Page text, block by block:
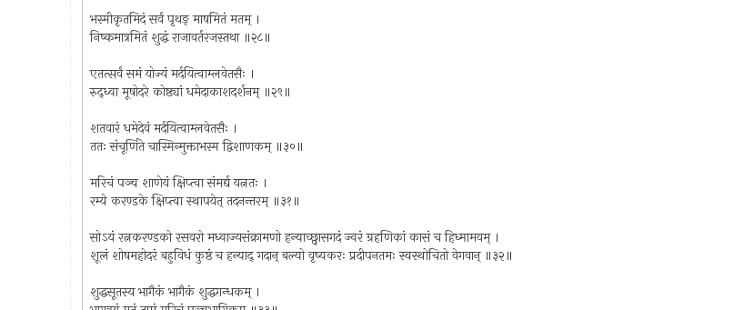
भस्मीकृतमिदं सर्वं पृथङ् माषमितं मतम् ।
निष्कमात्रमितं शुद्धं राजावर्तरजस्तथा ॥२८॥
एतत्सर्वं समं योज्यं मर्दयित्वाम्लवेतसैः ।
रुद्ध्वा मूषोदरे कोष्ठ्यां धमेदाकाशदर्शनम् ॥२९॥
शतवारं धमेदेवं मर्दयित्वाम्लवेतसैः ।
ततः संचूर्णिते चास्मिन्मुक्ताभस्म द्विशाणकम् ॥३०॥
मरिचं पञ्च शाणेयं क्षिप्त्वा संमर्द्य यत्नतः ।
रम्ये करण्डके क्षिप्त्वा स्थापयेत् तदनन्तरम् ॥३१॥
सोऽयं रत्नकरण्डको रसवरो मध्वाज्यसंक्रामणो हन्याच्छ्वासगदं ज्वरं ग्रहणिकां कासं च हिध्मामयम् ।
शूलं शोषमहोदरं बहुविधं कुष्ठं च हन्याद् गदान् बल्यो वृष्यकरः प्रदीपनतमः स्वस्थोचितो वेगवान् ॥३२॥
शुद्धसूतस्य भागैकं भागैकं शुद्धगन्धकम् ।